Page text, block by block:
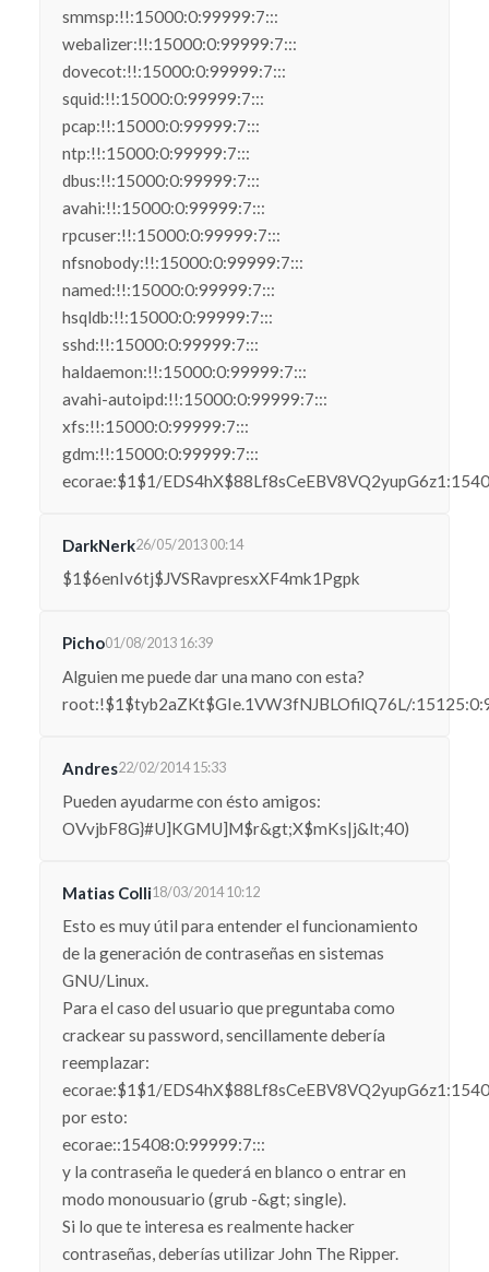
smmsp:!!:15000:0:99999:7:::
webalizer:!!:15000:0:99999:7:::
dovecot:!!:15000:0:99999:7:::
squid:!!:15000:0:99999:7:::
pcap:!!:15000:0:99999:7:::
ntp:!!:15000:0:99999:7:::
dbus:!!:15000:0:99999:7:::
avahi:!!:15000:0:99999:7:::
rpcuser:!!:15000:0:99999:7:::
nfsnobody:!!:15000:0:99999:7:::
named:!!:15000:0:99999:7:::
hsqldb:!!:15000:0:99999:7:::
sshd:!!:15000:0:99999:7:::
haldaemon:!!:15000:0:99999:7:::
avahi-autoipd:!!:15000:0:99999:7:::
xfs:!!:15000:0:99999:7:::
gdm:!!:15000:0:99999:7:::
ecorae:$1$1/
DarkNerk26/05/2013 00:14
$1$6enIv6tj$JVSRavpresxXF4mk1Pgpk
Picho01/08/2013 16:39
Alguien me puede dar una mano con esta?
root:!$1$tyb2aZKt$GIe.1VW3fNJBLOfilQ76L/
Andres22/02/2014 15:33
Pueden ayudarme con ésto amigos:
OVvjbF8G}#U]KGMU]M$r&gt;X$mKs|j&lt;40)
Matias Colli18/03/2014 10:12
Esto es muy útil para entender el funcionamiento
de la generación de contraseñas en sistemas
GNU/Linux.
Para el caso del usuario que preguntaba como
crackear su password, sencillamente debería
reemplazar:
ecorae:$1$1/
por esto:
ecorae::15408:0:99999:7:::
y la contraseña le quederá en blanco o entrar en
modo monousuario (grub -&gt; single).
Si lo que te interesa es realmente hacker
contraseñas, deberías utilizar John The Ripper.